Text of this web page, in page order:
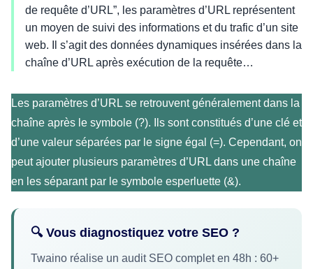
de requête d’URL”, les paramètres d’URL représentent
un moyen de suivi des informations et du trafic d’un site
web. Il s’agit des données dynamiques insérées dans la
chaîne d’URL après exécution de la requête…
Les paramètres d’URL se retrouvent généralement dans la
chaîne après le symbole (?). Ils sont constitués d’une clé et
d’une valeur séparées par le signe égal (=). Cependant, on
peut ajouter plusieurs paramètres d’URL dans une chaîne
en les séparant par le symbole esperluette (&).
🔍 Vous diagnostiquez votre SEO ?
Twaino réalise un audit SEO complet en 48h : 60+